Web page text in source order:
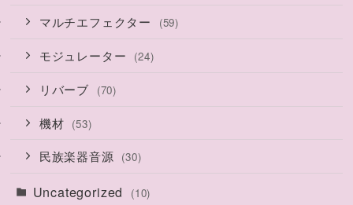
マルチエフェクター (59)
モジュレーター (24)
リバーブ (70)
機材 (53)
民族楽器音源 (30)
Uncategorized (10)